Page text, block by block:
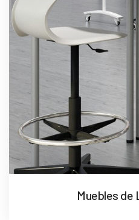
Muebles de